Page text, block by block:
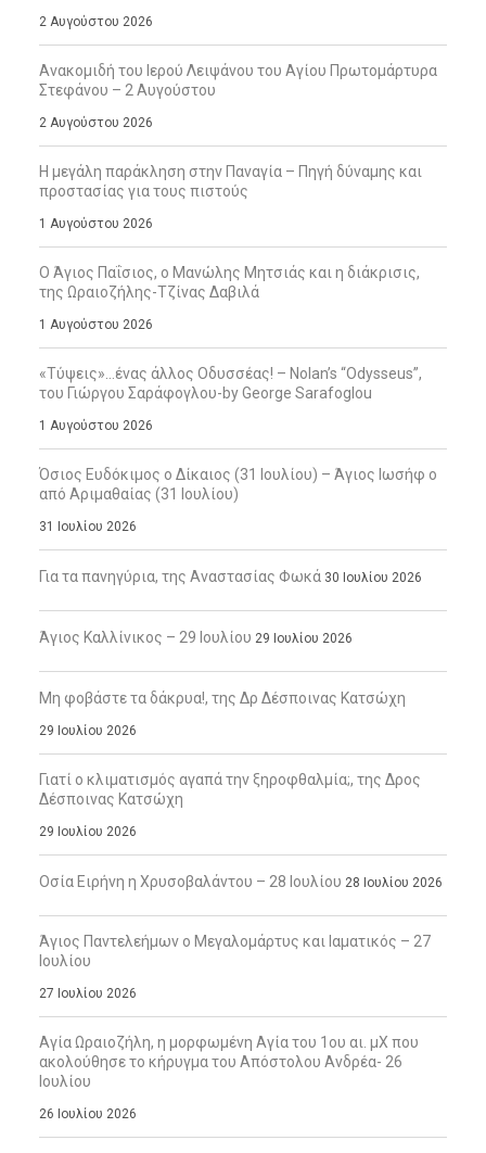
2 Αυγούστου 2026
Ανακομιδή του Ιερού Λειψάνου του Αγίου Πρωτομάρτυρα
Στεφάνου – 2 Αυγούστου
2 Αυγούστου 2026
Η μεγάλη παράκληση στην Παναγία – Πηγή δύναμης και
προστασίας για τους πιστούς
1 Αυγούστου 2026
Ο Άγιος Παΐσιος, ο Μανώλης Μητσιάς και η διάκρισις,
της Ωραιοζήλης-Τζίνας Δαβιλά
1 Αυγούστου 2026
«Τύψεις»…ένας άλλος Οδυσσέας! – Nolan’s “Odysseus”,
του Γιώργου Σαράφογλου-by George Sarafoglou
1 Αυγούστου 2026
Όσιος Ευδόκιμος ο Δίκαιος (31 Ιουλίου) – Άγιος Ιωσήφ ο
από Αριμαθαίας (31 Ιουλίου)
31 Ιουλίου 2026
Για τα πανηγύρια, της Αναστασίας Φωκά 30 Ιουλίου 2026
Άγιος Καλλίνικος – 29 Ιουλίου 29 Ιουλίου 2026
Μη φοβάστε τα δάκρυα!, της Δρ Δέσποινας Κατσώχη
29 Ιουλίου 2026
Γιατί ο κλιματισμός αγαπά την ξηροφθαλμία;, της Δρος
Δέσποινας Κατσώχη
29 Ιουλίου 2026
Οσία Ειρήνη η Χρυσοβαλάντου – 28 Ιουλίου 28 Ιουλίου 2026
Άγιος Παντελεήμων ο Μεγαλομάρτυς και Ιαματικός – 27
Ιουλίου
27 Ιουλίου 2026
Αγία Ωραιοζήλη, η μορφωμένη Αγία του 1ου αι. μΧ που
ακολούθησε το κήρυγμα του Απόστολου Ανδρέα- 26
Ιουλίου
26 Ιουλίου 2026